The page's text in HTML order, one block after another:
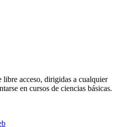
libre acceso, dirigidas a cualquier
en cursos de ciencias básicas.